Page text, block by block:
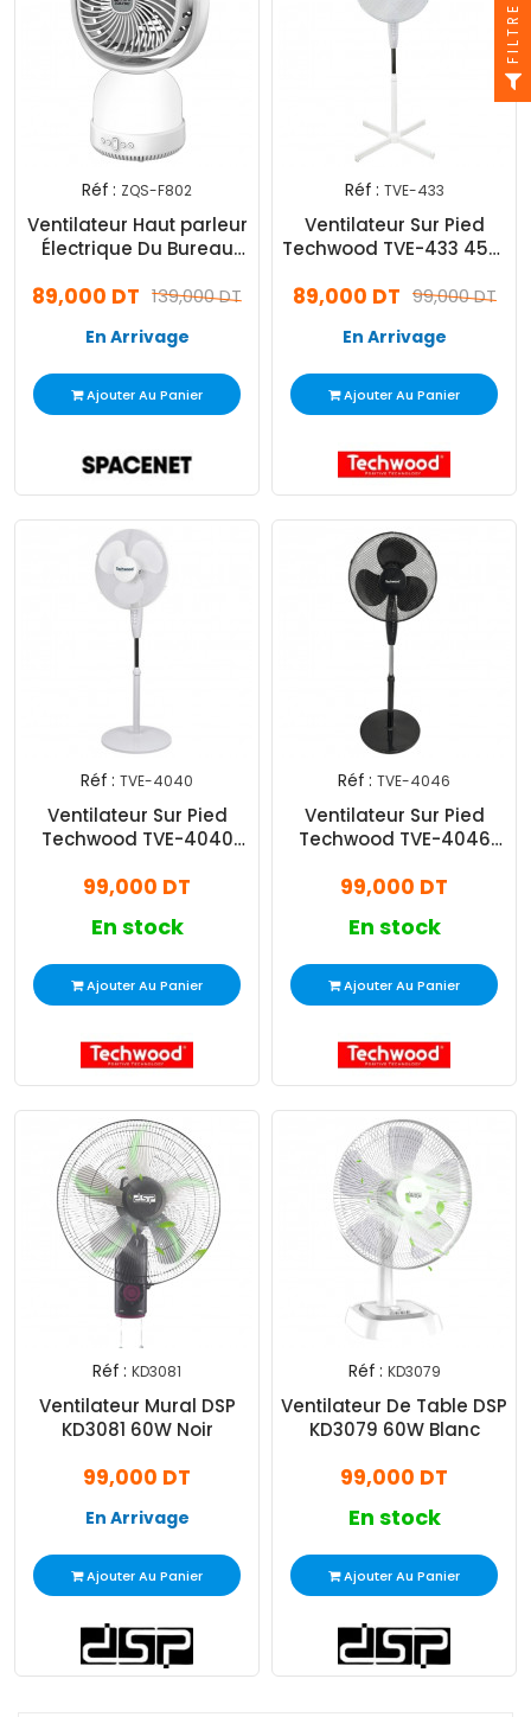
Réf : ZQS-F802
Ventilateur Haut parleur
Électrique Du Bureau
139,000 DT
89,000 DT
En Arrivage
Ajouter Au Panier
Réf : TVE-433
Ventilateur Sur Pied
Techwood TVE-433 45W
99,000 DT
89,000 DT
En Arrivage
Ajouter Au Panier
Réf : TVE-4040
Ventilateur Sur Pied
Techwood TVE-4040
99,000 DT
En stock
Ajouter Au Panier
Réf : TVE-4046
Ventilateur Sur Pied
Techwood TVE-4046
99,000 DT
En stock
Ajouter Au Panier
Réf : KD3081
Ventilateur Mural DSP
KD3081 60W Noir
99,000 DT
En Arrivage
Ajouter Au Panier
Réf : KD3079
Ventilateur De Table DSP
KD3079 60W Blanc
99,000 DT
En stock
Ajouter Au Panier
FILTRE